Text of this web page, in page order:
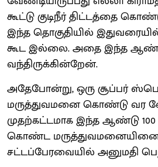
கூட்டு குடிநீர் திட்டத்தை
இந்த தொகுதியில்
கூட இல்லை. அதை இந்த
வந்திருக்கின்றேன்.
அதேபோன்று, ஒரு சூப்பர்
மருத்துவமனை கொண்டு வர
முதற்கட்டமாக இந்த ஆண்டு
கொண்ட மருத்துவமனையினை
சட்டப்பேரவையில் அனுமதி